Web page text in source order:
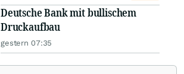
Deutsche Bank mit bullischem
Druckaufbau
gestern 07:35